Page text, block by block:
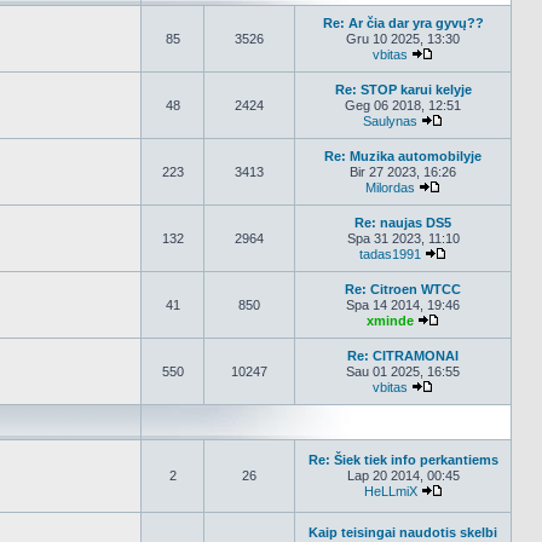
85 3526
Re: Ar čia dar yra gyvų??
Gru 10 2025, 13:30
vbitas
48 2424
Re: STOP karui kelyje
Geg 06 2018, 12:51
Saulynas
223 3413
Re: Muzika automobilyje
Bir 27 2023, 16:26
Milordas
132 2964
Re: naujas DS5
Spa 31 2023, 11:10
tadas1991
41 850
Re: Citroen WTCC
Spa 14 2014, 19:46
xminde
550 10247
Re: CITRAMONAI
Sau 01 2025, 16:55
vbitas
2 26
Re: Šiek tiek info perkantiems
Lap 20 2014, 00:45
HeLLmiX
Kaip teisingai naudotis skelbi